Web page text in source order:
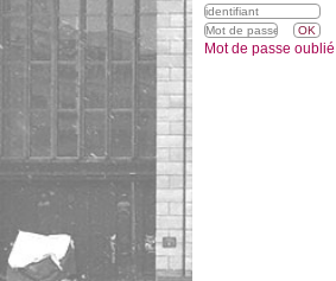
Mot de passe